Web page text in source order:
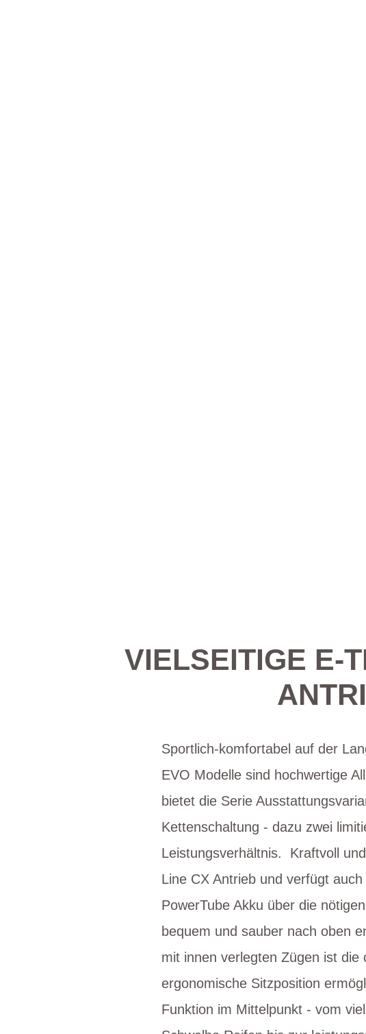
VIELSEITIGE E-
Sportlich-komfortabel auf der
EVO Modelle sind hochwertige
bietet die Serie
Kettenschaltung - dazu zwei
Leistungsverhältnis. Kraftvoll
Line CX Antrieb und verfügt
PowerTube Akku über die
bequem und sauber nach oben
mit innen verlegten Zügen ist
ergonomische Sitzposition
Funktion im Mittelpunkt - vom